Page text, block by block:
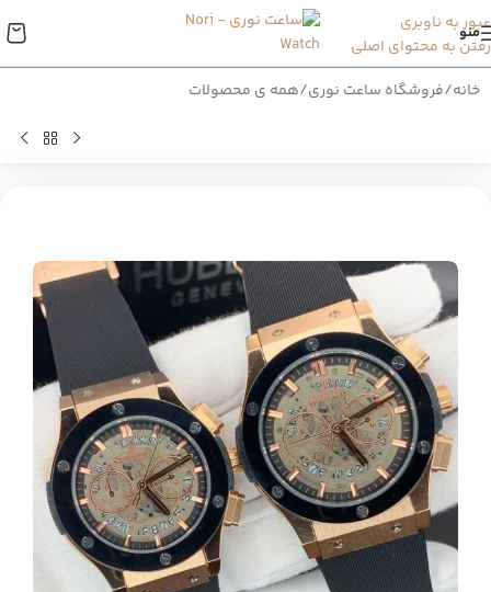
عبور به ناوبری
رفتن به محتوای اصلی
منو
خانه/فروشگاه ساعت نوری/همه ی محصولات